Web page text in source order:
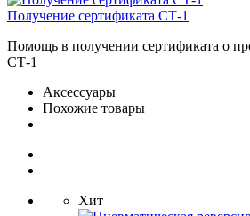
Получение сертификата СТ-1
Помощь в получении сертификата о
СТ-1
Аксессуары
Похожие товары
Хит